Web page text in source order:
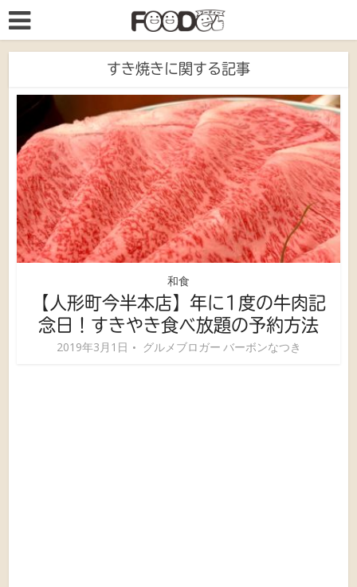
すき焼きに関する記事
和食
【人形町今半本店】年に1度の牛肉記
念日！すきやき食べ放題の予約方法
2019年3月1日 グルメブロガー バーボンなつき